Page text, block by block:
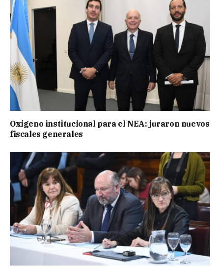
Oxígeno institucional para el NEA: juraron nuevos
fiscales generales